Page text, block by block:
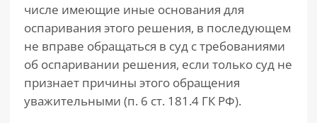
числе имеющие иные основания для
оспаривания этого решения, в последующем
не вправе обращаться в суд с требованиями
об оспаривании решения, если только суд не
признает причины этого обращения
уважительными (п. 6 ст. 181.4 ГК РФ).